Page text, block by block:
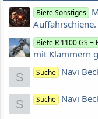
Biete Sonstiges
Biete R 1100 GS +
mit Klammern
S Suche Navi
S Suche Navi